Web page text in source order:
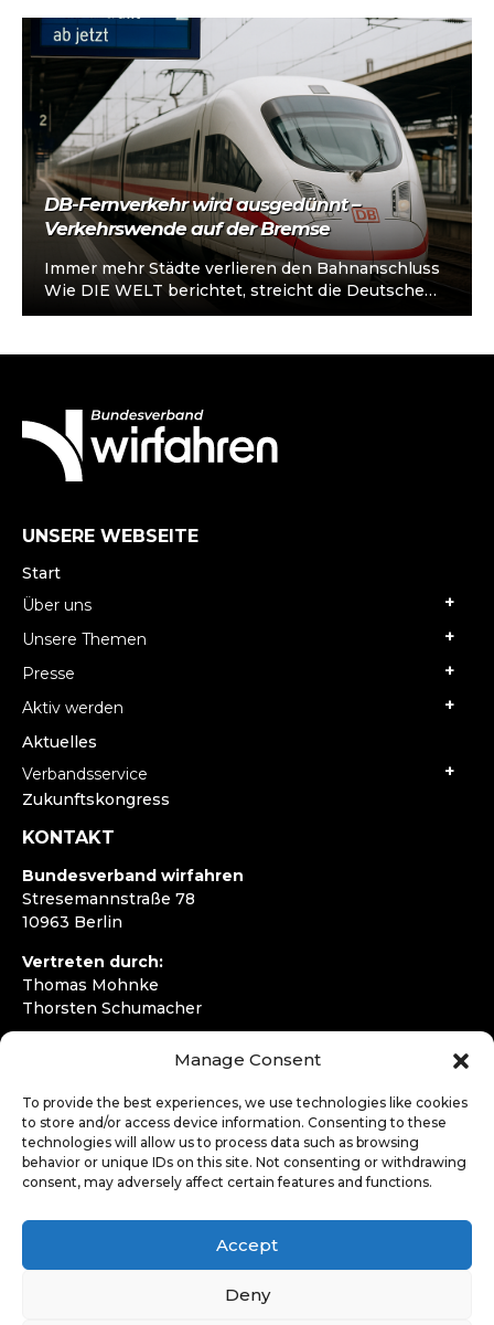
Manage Consent
To provide the best experiences, we use technologies like cookies
to store and/or access device information. Consenting to these
technologies will allow us to process data such as browsing
behavior or unique IDs on this site. Not consenting or withdrawing
consent, may adversely affect certain features and functions.
Accept
Deny
DB-Fernverkehr wird ausgedünnt –
Verkehrswende auf der Bremse
Immer mehr Städte verlieren den Bahnanschluss
Wie DIE WELT berichtet, streicht die Deutsche
Bahn ab Dezember 2025 zahlreiche
UNSERE WEBSEITE
Start
Über uns
Unsere Themen
Presse
Aktiv werden
Aktuelles
Verbandsservice
Zukunftskongress
KONTAKT
Bundesverband wirfahren
Stresemannstraße 78
10963 Berlin
Vertreten durch:
Thomas Mohnke
Thorsten Schumacher
kontakt@wirfahren.de
RECHTLICHES
Impressum
Datenschutzerklärung